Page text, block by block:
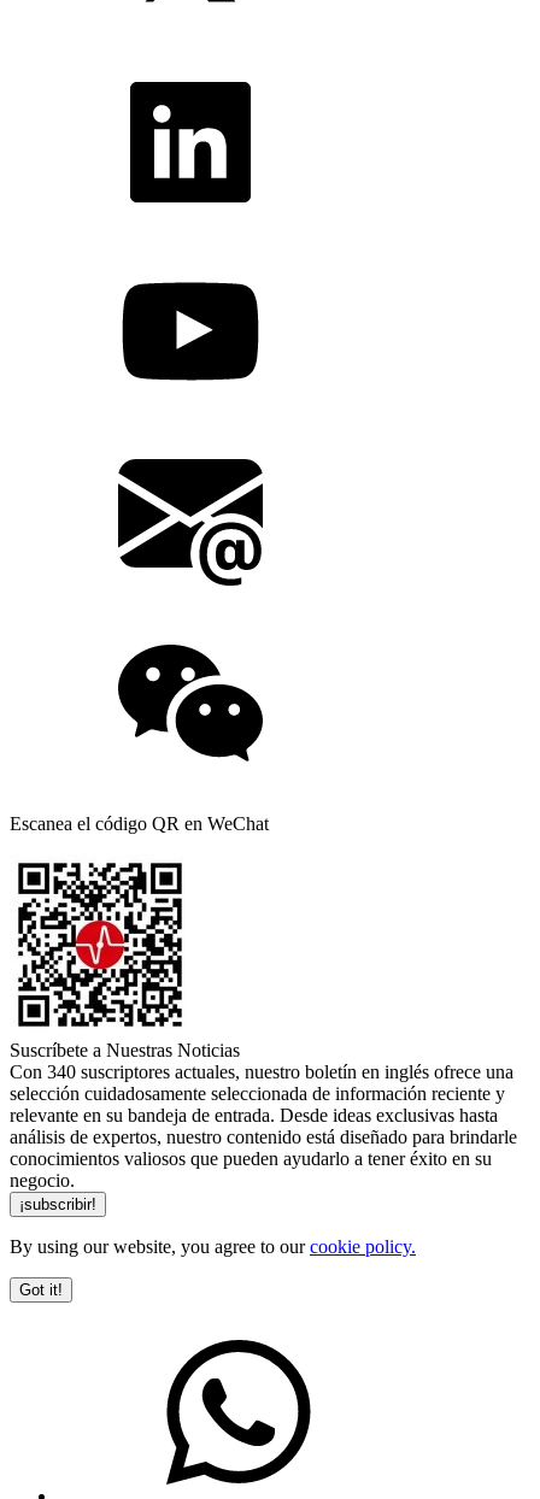
Escanea el código QR en WeChat
Suscríbete a Nuestras Noticias
Con 340 suscriptores actuales, nuestro boletín en inglés ofrece una
selección cuidadosamente seleccionada de información reciente y
relevante en su bandeja de entrada. Desde ideas exclusivas hasta
análisis de expertos, nuestro contenido está diseñado para brindarle
conocimientos valiosos que pueden ayudarlo a tener éxito en su
negocio.
By using our website, you agree to ourcookie policy.
Got it!